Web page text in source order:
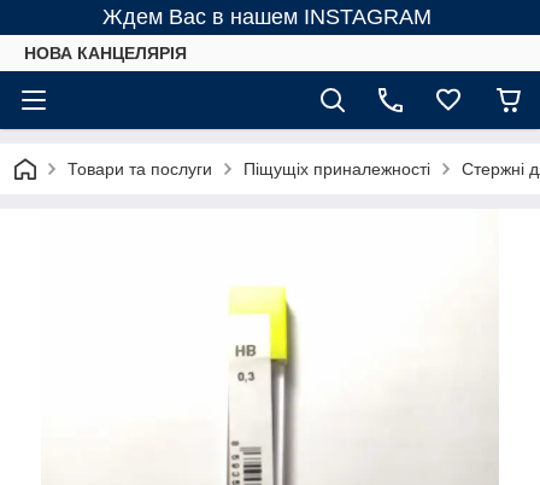
Ждем Вас в нашем INSTAGRAM
НОВА КАНЦЕЛЯРІЯ
Товари та послуги Піщущіх приналежності Стержні